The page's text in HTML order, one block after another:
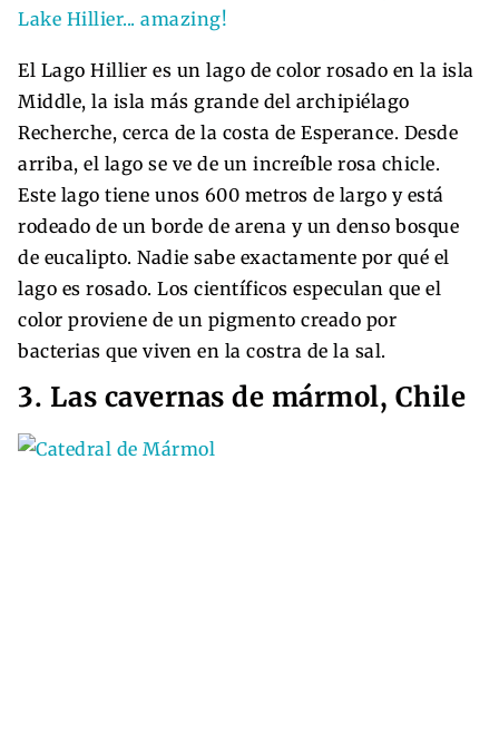
El Lago Hillier es un lago de color rosado en la isla
Middle, la isla más grande del archipiélago
Recherche, cerca de la costa de Esperance. Desde
arriba, el lago se ve de un increíble rosa chicle.
Este lago tiene unos 600 metros de largo y está
rodeado de un borde de arena y un denso bosque
de eucalipto. Nadie sabe exactamente por qué el
lago es rosado. Los científicos especulan que el
color proviene de un pigmento creado por
bacterias que viven en la costra de la sal.
3. Las cavernas de mármol, Chile